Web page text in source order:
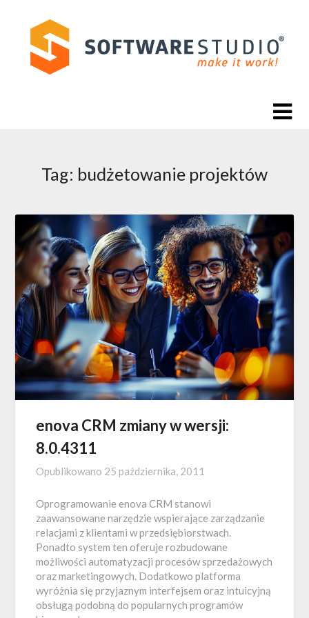
content
Tag: budżetowanie projektów
enova CRM zmiany w wersji:
8.0.4311
Opublikowano 25 października, 2011
Oprogramowanie enova CRM stanowi
zaawansowane narzędzie wspierające zarządzanie
relacjami z klientami w przedsiębiorstwach.
Ponadto system ten oferuje rozbudowane
możliwości automatyzacji procesów sprzedażowych
oraz marketingowych. Dodatkowo platforma
wyróżnia się przyjaznym interfejsem oraz intuicyjną
obsługą podobną do popularnych programów